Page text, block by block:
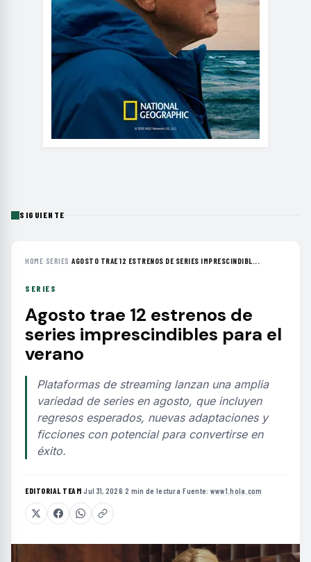
SIGUIENTE
HOME› SERIES ›AGOSTO TRAE 12 ESTRENOS DE SERIES IMPRESCINDIBL...
SERIES
Agosto trae 12 estrenos de
series imprescindibles para el
verano
Plataformas de streaming lanzan una amplia
variedad de series en agosto, que incluyen
regresos esperados, nuevas adaptaciones y
ficciones con potencial para convertirse en
éxito.
EDITORIAL TEAM·Jul 31, 2026·2 min de lectura·Fuente: www1.hola.com